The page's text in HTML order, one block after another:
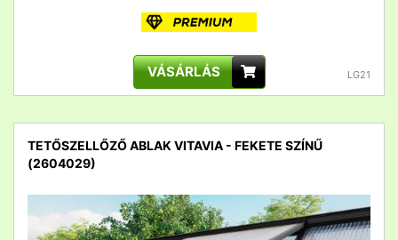
VÁSÁRLÁS LG21
TETŐSZELLŐZŐ ABLAK VITAVIA - FEKETE SZÍNŰ
(2604029)